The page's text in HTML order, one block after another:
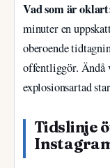
Vad som är
minuter en
oberoende
offentliggör. Ändå
explosionsartad
Tidslinje